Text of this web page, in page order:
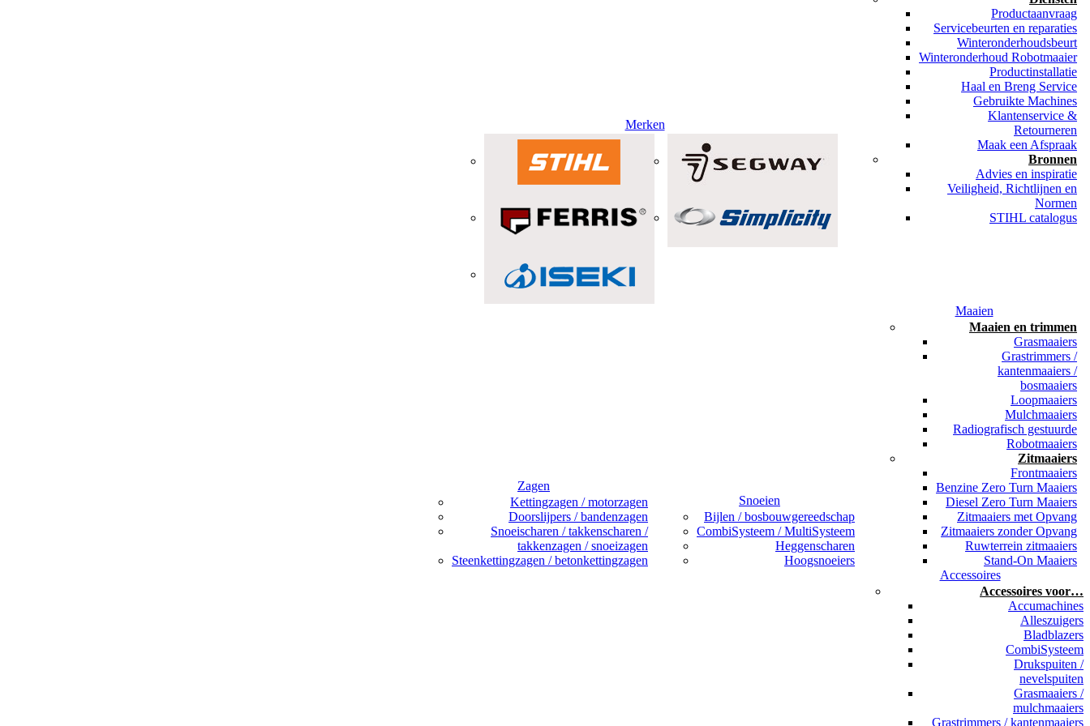
Merken
Productaanvraag
Servicebeurten en reparaties
Winteronderhoudsbeurt
Winteronderhoud Robotmaaier
Productinstallatie
Haal en Breng Service
Gebruikte Machines
Klantenservice &
Retourneren
Maak een Afspraak
Bronnen
Advies en inspiratie
Veiligheid, Richtlijnen en
Normen
STIHL catalogus
Zagen
Kettingzagen / motorzagen
Doorslijpers / bandenzagen
Snoeischaren / takkenscharen /
takkenzagen / snoeizagen
Steenkettingzagen / betonkettingzagen
Snoeien
Bijlen / bosbouwgereedschap
CombiSysteem / MultiSysteem
Heggenscharen
Hoogsnoeiers
Maaien
Maaien en trimmen
Grasmaaiers
Grastrimmers /
kantenmaaiers /
bosmaaiers
Loopmaaiers
Mulchmaaiers
Radiografisch gestuurde
Robotmaaiers
Zitmaaiers
Frontmaaiers
Benzine Zero Turn Maaiers
Diesel Zero Turn Maaiers
Zitmaaiers met Opvang
Zitmaaiers zonder Opvang
Ruwterrein zitmaaiers
Stand-On Maaiers
Accessoires
Accessoires voor…
Accumachines
Alleszuigers
Bladblazers
CombiSysteem
Drukspuiten /
nevelspuiten
Grasmaaiers /
mulchmaaiers
Grastrimmers / kantenmaaiers